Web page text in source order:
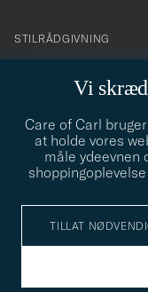
Vi
Care of Carl
at holde vores
måle ydeevnen
TILLAT
STILRÅDGIVNING
STILRÅDGIVNING
© Care of Carl